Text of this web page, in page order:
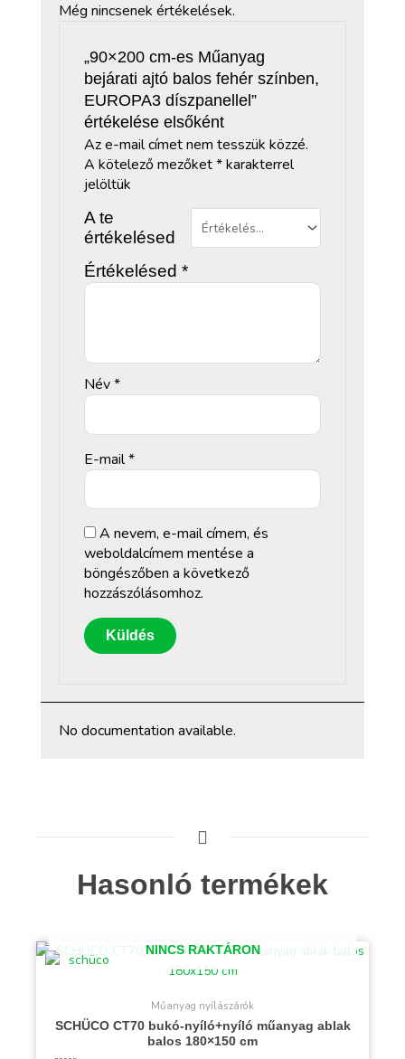
Még nincsenek értékelések.
„90×200 cm-es Műanyag
bejárati ajtó balos fehér színben,
EUROPA3 díszpanellel”
értékelése elsőként
Az e-mail címet nem tesszük közzé.
A kötelező mezőket*karakterrel
jelöltük
A te
értékelésed
Értékelésed *
Név*
E-mail*
A nevem, e-mail címem, és
weboldalcímem mentése a
böngészőben a következő
hozzászólásomhoz.
No documentation available.
Hasonló termékek
NINCS RAKTÁRON
Műanyag nyílászárók
SCHÜCO CT70 bukó-nyíló+nyíló műanyag ablak
balos 180×150 cm